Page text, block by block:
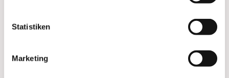
Statistiken
Marketing